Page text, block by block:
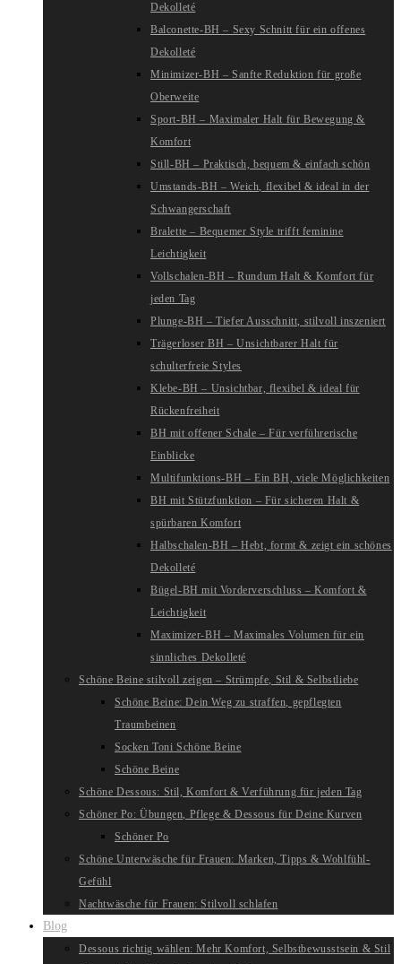
Dekolleté
Balconette-BH – Sexy Schnitt für ein offenes
Dekolleté
Minimizer-BH – Sanfte Reduktion für große
Oberweite
Sport-BH – Maximaler Halt für Bewegung &
Komfort
Still-BH – Praktisch, bequem & einfach schön
Umstands-BH – Weich, flexibel & ideal in der
Schwangerschaft
Bralette – Bequemer Style trifft feminine
Leichtigkeit
Vollschalen-BH – Rundum Halt & Komfort für
jeden Tag
Plunge-BH – Tiefer Ausschnitt, stilvoll inszeniert
Trägerloser BH – Unsichtbarer Halt für
schulterfreie Styles
Klebe-BH – Unsichtbar, flexibel & ideal für
Rückenfreiheit
BH mit offener Schale – Für verführerische
Einblicke
Multifunktions-BH – Ein BH, viele Möglichkeiten
BH mit Stützfunktion – Für sicheren Halt &
spürbaren Komfort
Halbschalen-BH – Hebt, formt & zeigt ein schönes
Dekolleté
Bügel-BH mit Vorderverschluss – Komfort &
Leichtigkeit
Maximizer-BH – Maximales Volumen für ein
sinnliches Dekolleté
Schöne Beine stilvoll zeigen – Strümpfe, Stil & Selbstliebe
Schöne Beine: Dein Weg zu straffen, gepflegten
Traumbeinen
Socken Toni Schöne Beine
Schöne Beine
Schöne Dessous: Stil, Komfort & Verführung für jeden Tag
Schöner Po: Übungen, Pflege & Dessous für Deine Kurven
Schöner Po
Schöne Unterwäsche für Frauen: Marken, Tipps & Wohlfühl-
Gefühl
Nachtwäsche für Frauen: Stilvoll schlafen
Blog
Dessous richtig wählen: Mehr Komfort, Selbstbewusstsein & Stil